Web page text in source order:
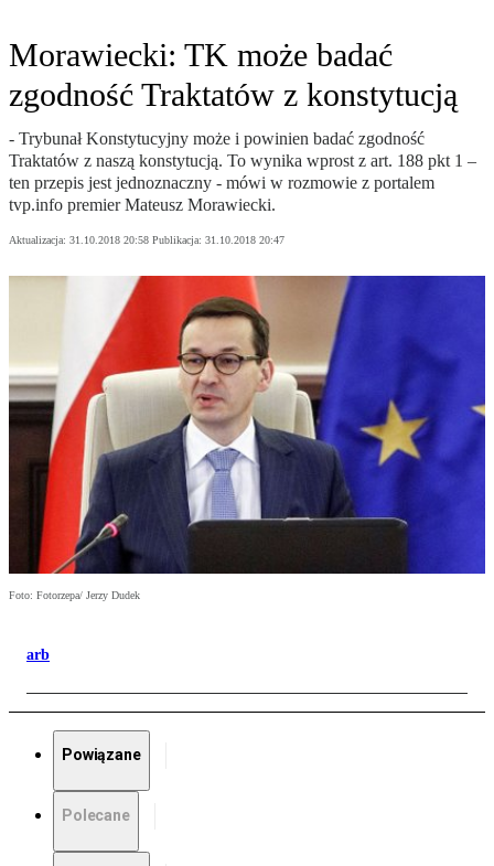
Morawiecki: TK może badać
zgodność Traktatów z konstytucją
- Trybunał Konstytucyjny może i powinien badać zgodność
Traktatów z naszą konstytucją. To wynika wprost z art. 188 pkt 1 –
ten przepis jest jednoznaczny - mówi w rozmowie z portalem
tvp.info premier Mateusz Morawiecki.
Aktualizacja: 31.10.2018 20:58 Publikacja: 31.10.2018 20:47
Foto: Fotorzepa/ Jerzy Dudek
arb
Powiązane
Polecane